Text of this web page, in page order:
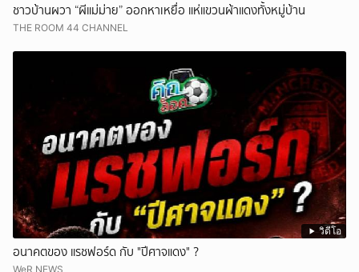
ชาวบ้านผวา “ผีแม่ม่าย” ออกหาเหยื่อ แห่แขวนผ้าแดงทั้งหมู่บ้าน
THE ROOM 44 CHANNEL
วิดีโอ
อนาคตของ แรชฟอร์ด กับ "ปีศาจแดง" ?
WeR NEWS